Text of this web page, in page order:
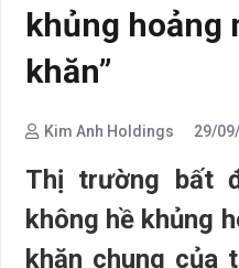
khủng hoảng
khăn”
Kim Anh Holdings 29/
Thị trường bất
không hề khủng
khăn chung của